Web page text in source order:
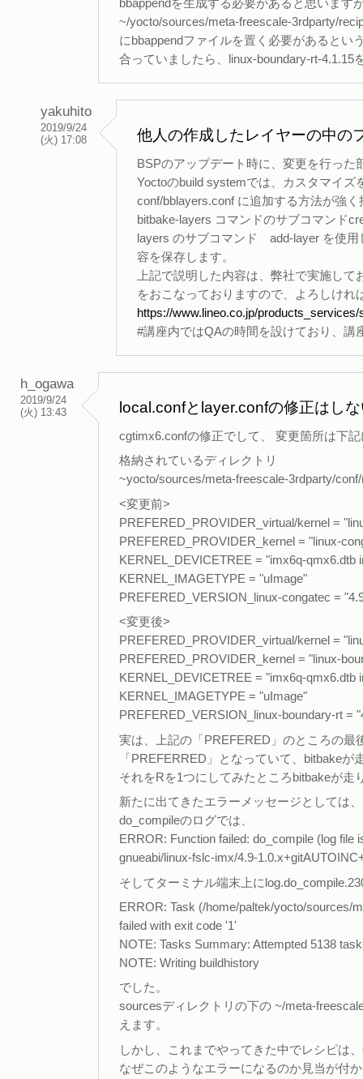
bbappendを生成する必要があると思います
~/yocto/sources/meta-freescale-3rdparty/
にbbappendファイルを置く必要があるとい
合っていましたら、linux-boundary-rt-4.1.15
yakuhito
2019/9/24
(火) 17:08
他人の作成したレイヤーの中の
BSPのアップデート時に、変更を行っ
Yoctoのbuild systemでは、カスタマイ
conf/bblayers.conf に追加する方法が強
bitbake-layers コマンドのサブコマンド
layers のサブコマンド add-layer を使用
容を保存します。
上記で説明した内容は、弊社で実施し
をおこなっておりますので、よろしけれ
https://www.lineo.co.jp/
#講座内ではQAの時間を設けており、講
h_ogawa
2019/9/24
(火) 13:43
local.confとlayer.confの修正はし
cgtimx6.confの修正でして、 変更箇所は下
格納されているディレクトリ
~yocto/sources/meta-freescale-3rdparty/
<変更前>
PREFERED_PROVIDER_virtual/kernel =
PREFERED_PROVIDER_kernel = "linux-
KERNEL_DEVICETREE = "imx6q-
KERNEL_IMAGETYPE = "uImage"
PREFERED_VERSION_linux-congatec =
<変更後>
PREFERED_PROVIDER_virtual/kernel =
PREFERED_PROVIDER_kernel = "linux-
KERNEL_DEVICETREE = "imx6q-
KERNEL_IMAGETYPE = "uImage"
PREFERED_VERSION_linux-boundary-rt =
実は、上記の「PREFERED」のところの
「PREFERRED」となっていて、bitbakeが
それをRを1つにしてみたところbitbakeが
新たに出てきたエラーメッセージとしては、
do_compileのログでは、
ERROR: Function failed: do_compile (log
gnueabi/linux-fslc-imx/4.9-
そしてターミナル端末上に
ERROR: Task (/home/paltek/yocto/sources/
failed with exit code '1'
NOTE: Tasks Summary: Attempted 5138
NOTE: Writing buildhistory
でした。
sourcesディレクトリの下の ~/meta-
えます。
しかし、これまでやってきた中でレシピは
なぜこのようなエラーになるのか見当が付